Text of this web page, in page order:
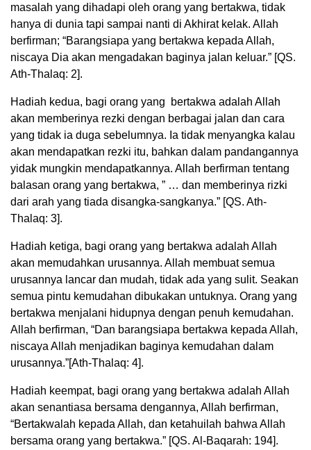
masalah yang dihadapi oleh orang yang bertakwa, tidak
hanya di dunia tapi sampai nanti di Akhirat kelak. Allah
berfirman; “Barangsiapa yang bertakwa kepada Allah,
niscaya Dia akan mengadakan baginya jalan keluar.” [QS.
Ath-Thalaq: 2].
Hadiah kedua, bagi orang yang bertakwa adalah Allah
akan memberinya rezki dengan berbagai jalan dan cara
yang tidak ia duga sebelumnya. Ia tidak menyangka kalau
akan mendapatkan rezki itu, bahkan dalam pandangannya
yidak mungkin mendapatkannya. Allah berfirman tentang
balasan orang yang bertakwa, ” … dan memberinya rizki
dari arah yang tiada disangka-sangkanya.” [QS. Ath-
Thalaq: 3].
Hadiah ketiga, bagi orang yang bertakwa adalah Allah
akan memudahkan urusannya. Allah membuat semua
urusannya lancar dan mudah, tidak ada yang sulit. Seakan
semua pintu kemudahan dibukakan untuknya. Orang yang
bertakwa menjalani hidupnya dengan penuh kemudahan.
Allah berfirman, “Dan barangsiapa bertakwa kepada Allah,
niscaya Allah menjadikan baginya kemudahan dalam
urusannya.”[Ath-Thalaq: 4].
Hadiah keempat, bagi orang yang bertakwa adalah Allah
akan senantiasa bersama dengannya, Allah berfirman,
“Bertakwalah kepada Allah, dan ketahuilah bahwa Allah
bersama orang yang bertakwa.” [QS. Al-Baqarah: 194].